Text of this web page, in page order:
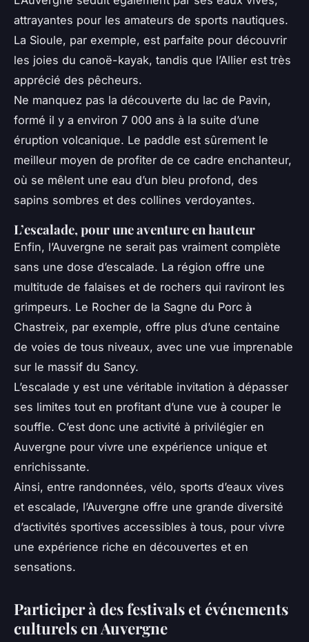
attrayantes pour les amateurs de sports nautiques.
La Sioule, par exemple, est parfaite pour découvrir
les joies du canoë-kayak, tandis que l’Allier est très
apprécié des pêcheurs.
Ne manquez pas la découverte du lac de Pavin,
formé il y a environ 7 000 ans à la suite d’une
éruption volcanique. Le paddle est sûrement le
meilleur moyen de profiter de ce cadre enchanteur,
où se mêlent une eau d’un bleu profond, des
sapins sombres et des collines verdoyantes.
L’escalade, pour une aventure en hauteur
Enfin, l’Auvergne ne serait pas vraiment complète
sans une dose d’escalade. La région offre une
multitude de falaises et de rochers qui raviront les
grimpeurs. Le Rocher de la Sagne du Porc à
Chastreix, par exemple, offre plus d’une centaine
de voies de tous niveaux, avec une vue imprenable
sur le massif du Sancy.
L’escalade y est une véritable invitation à dépasser
ses limites tout en profitant d’une vue à couper le
souffle. C’est donc une activité à privilégier en
Auvergne pour vivre une expérience unique et
enrichissante.
Ainsi, entre randonnées, vélo, sports d’eaux vives
et escalade, l’Auvergne offre une grande diversité
d’activités sportives accessibles à tous, pour vivre
une expérience riche en découvertes et en
sensations.
Participer à des festivals et événements
culturels en Auvergne